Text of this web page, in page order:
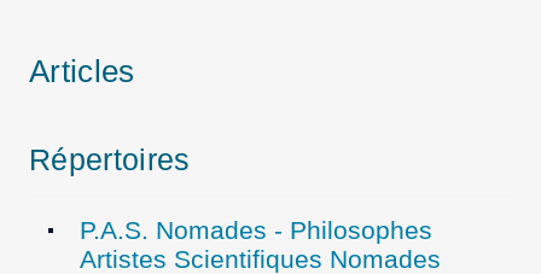
Articles
Répertoires
P.A.S. Nomades - Philosophes
Artistes Scientifiques Nomades